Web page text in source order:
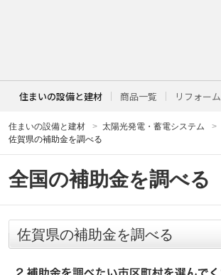
住まいの設備と建材 商品一覧 リフォーム
住まいの設備と建材 太陽光発電・蓄電システム
佐賀県の補助金を調べる
全国の補助金を調べる
佐賀県の補助金を調べる